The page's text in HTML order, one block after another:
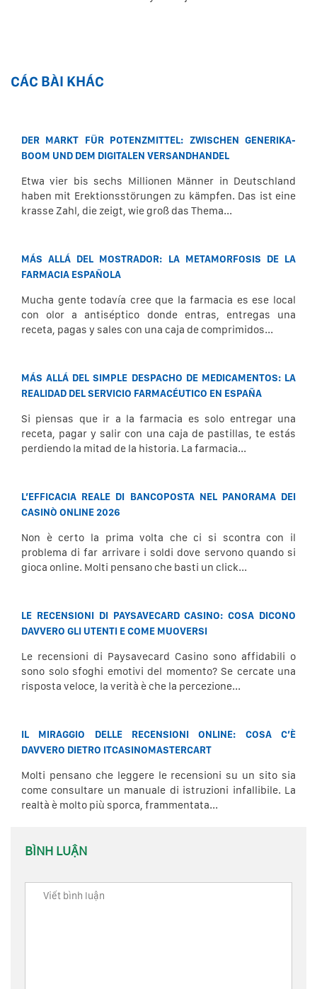
CÁC BÀI KHÁC
DER MARKT FÜR POTENZMITTEL: ZWISCHEN GENERIKA-
BOOM UND DEM DIGITALEN VERSANDHANDEL
Etwa vier bis sechs Millionen Männer in Deutschland
haben mit Erektionsstörungen zu kämpfen. Das ist eine
krasse Zahl, die zeigt, wie groß das Thema...
MÁS ALLÁ DEL MOSTRADOR: LA METAMORFOSIS DE LA
FARMACIA ESPAÑOLA
Mucha gente todavía cree que la farmacia es ese local
con olor a antiséptico donde entras, entregas una
receta, pagas y sales con una caja de comprimidos...
MÁS ALLÁ DEL SIMPLE DESPACHO DE MEDICAMENTOS: LA
REALIDAD DEL SERVICIO FARMACÉUTICO EN ESPAÑA
Si piensas que ir a la farmacia es solo entregar una
receta, pagar y salir con una caja de pastillas, te estás
perdiendo la mitad de la historia. La farmacia...
L’EFFICACIA REALE DI BANCOPOSTA NEL PANORAMA DEI
CASINÒ ONLINE 2026
Non è certo la prima volta che ci si scontra con il
problema di far arrivare i soldi dove servono quando si
gioca online. Molti pensano che basti un click...
LE RECENSIONI DI PAYSAVECARD CASINO: COSA DICONO
DAVVERO GLI UTENTI E COME MUOVERSI
Le recensioni di Paysavecard Casino sono affidabili o
sono solo sfoghi emotivi del momento? Se cercate una
risposta veloce, la verità è che la percezione...
IL MIRAGGIO DELLE RECENSIONI ONLINE: COSA C’È
DAVVERO DIETRO ITCASINOMASTERCART
Molti pensano che leggere le recensioni su un sito sia
come consultare un manuale di istruzioni infallibile. La
realtà è molto più sporca, frammentata...
BÌNH LUẬN